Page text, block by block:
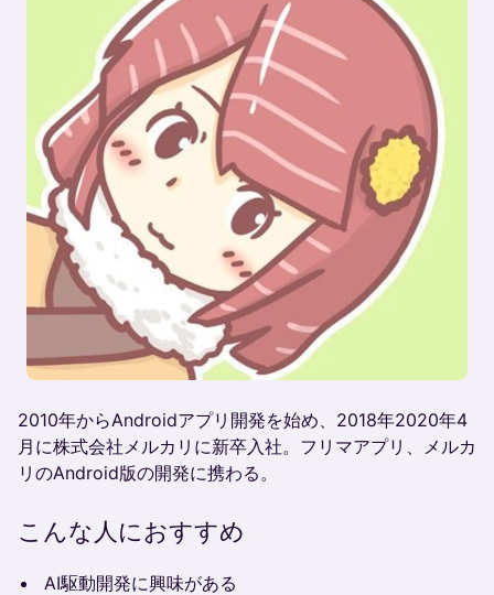
2010年からAndroidアプリ開発を始め、2018年2020年4
月に株式会社メルカリに新卒入社。フリマアプリ、メルカ
リのAndroid版の開発に携わる。
こんな人におすすめ
AI駆動開発に興味がある